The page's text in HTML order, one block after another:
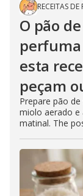
RECEITAS DE
O pão
esta
peçam
Prepare pão
miolo aerado e
matinal. The